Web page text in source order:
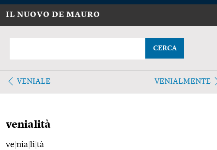
IL NUOVO DE MAURO
CERCA
VENIALE VENIALMENTE
venialità
ve nia li tà